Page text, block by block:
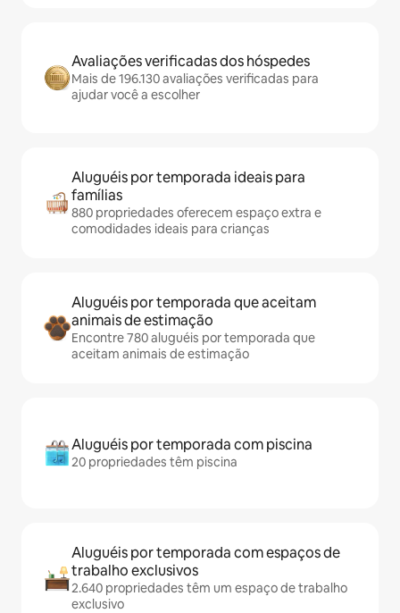
Avaliações verificadas dos hóspedes
Mais de 196.130 avaliações verificadas para
ajudar você a escolher
Aluguéis por temporada ideais para
famílias
880 propriedades oferecem espaço extra e
comodidades ideais para crianças
Aluguéis por temporada que aceitam
animais de estimação
Encontre 780 aluguéis por temporada que
aceitam animais de estimação
Aluguéis por temporada com piscina
20 propriedades têm piscina
Aluguéis por temporada com espaços de
trabalho exclusivos
2.640 propriedades têm um espaço de trabalho
exclusivo